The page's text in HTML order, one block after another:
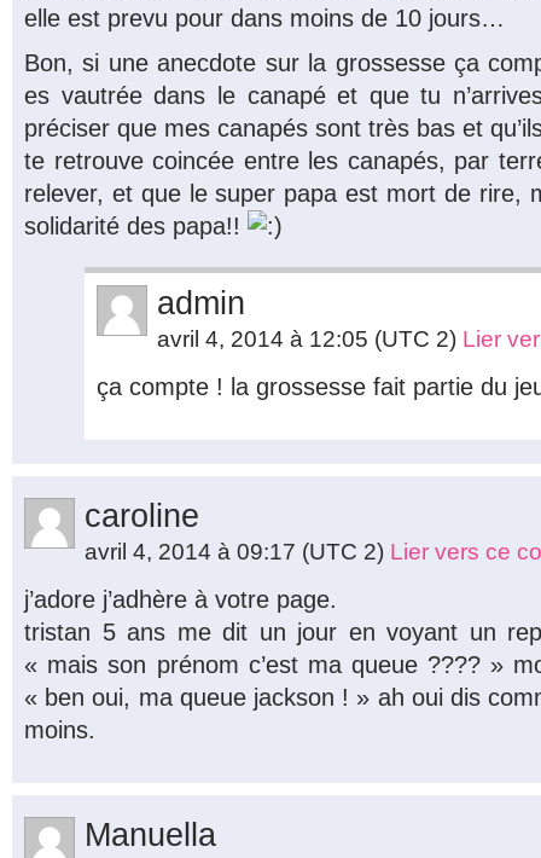
elle est prevu pour dans moins de 10 jours…
Bon, si une anecdote sur la grossesse ça
es vautrée dans le canapé et que tu
préciser que mes canapés sont très bas et
te retrouve coincée entre les canapés, par
relever, et que le super papa est mort de rire,
solidarité des papa!!
admin
avril 4, 2014 à 12:05 (UTC 2) Lier
ça compte ! la grossesse fait partie du
caroline
avril 4, 2014 à 09:17 (UTC 2) Lier vers ce
j’adore j’adhère à votre page.
tristan 5 ans me dit un jour en voyant un
« mais son prénom c’est ma queue ???? »
« ben oui, ma queue jackson ! » ah oui dis
moins.
Manuella